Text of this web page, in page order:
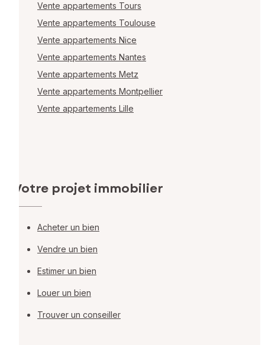
Vente appartements Tours
Vente appartements Toulouse
Vente appartements Nice
Vente appartements Nantes
Vente appartements Metz
Vente appartements Montpellier
Vente appartements Lille
Votre projet immobilier
Acheter un bien
Vendre un bien
Estimer un bien
Louer un bien
Trouver un conseiller